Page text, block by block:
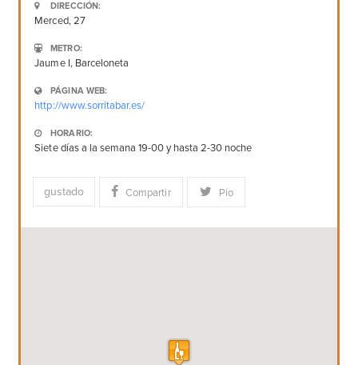
DIRECCIÓN:
Merced, 27
METRO:
Jaume I, Barceloneta
PÁGINA WEB:
http://www.sorritabar.es/
HORARIO:
Siete días a la semana 19-00 y hasta 2-30 noche
gustado Compartir Pío